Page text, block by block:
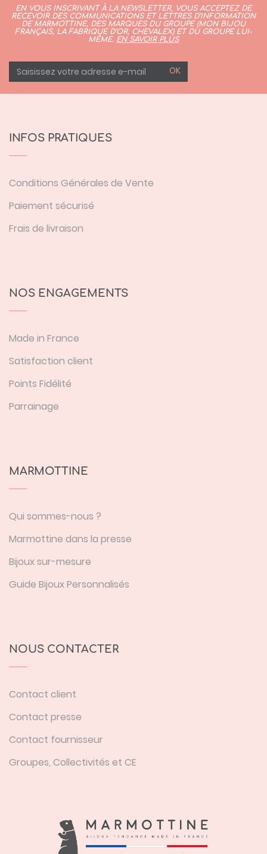
EN VOUS INSCRIVANT À LA NEWSLETTER, VOUS ACCEPTEZ DE
RECEVOIR DES COMMUNICATIONS ET LETTRES D’INFORMATION
DE MARMOTTINE, DES MARQUES DU GROUPE (MON BIJOU
FRANÇAIS, LA FABRIQUE D’OR, CHEVALEX)ET DU GROUPE LUI-
MÊME. EN SAVOIR PLUS
OK
INFOS PRATIQUES
Conditions Générales de Vente
Paiement sécurisé
Frais de livraison
NOS ENGAGEMENTS
Made in France
Satisfaction client
Points Fidélité
Parrainage
MARMOTTINE
Qui sommes-nous ?
Marmottine dans la presse
Bijoux sur-mesure
Guide Bijoux Personnalisés
NOUS CONTACTER
Contact client
Contact presse
Contact fournisseur
Groupes, Collectivités et CE